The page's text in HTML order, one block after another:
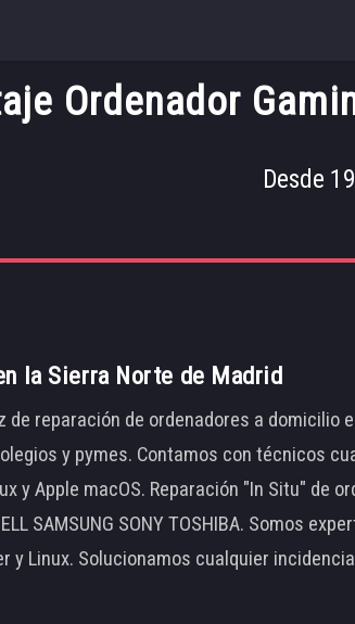
Ordenador
Desde
la Sierra Norte de Madrid
reparación de ordenadores a domicilio
y pymes. Contamos con técnicos
Apple macOS. Reparación "In Situ" de
BELL SAMSUNG SONY TOSHIBA.
Linux. Solucionamos cualquier